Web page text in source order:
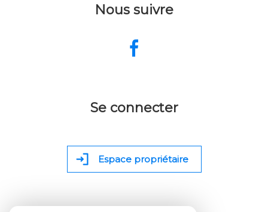
Nous suivre
Se connecter
Espace propriétaire